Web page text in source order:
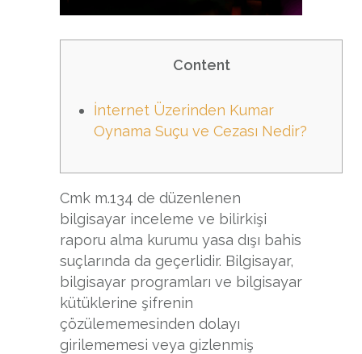
Content
İnternet Üzerinden Kumar
Oynama Suçu ve Cezası Nedir?
Cmk m.134 de düzenlenen
bilgisayar inceleme ve bilirkişi
raporu alma kurumu yasa dışı bahis
suçlarında da geçerlidir. Bilgisayar,
bilgisayar programları ve bilgisayar
kütüklerine şifrenin
çözülememesinden dolayı
girilememesi veya gizlenmiş